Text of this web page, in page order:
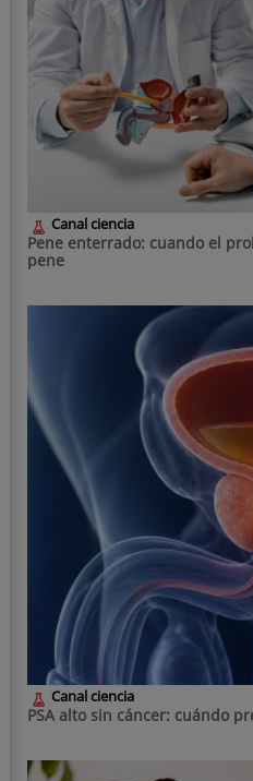
Canal ciencia
Pene enterrado: cuando el
pene
Canal ciencia
PSA alto sin cáncer: cuándo